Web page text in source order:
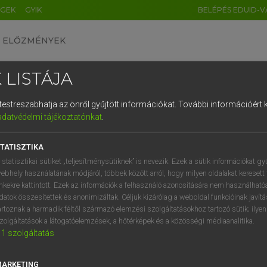
GYIK BELÉPÉS EDUID-
ELŐZMÉNYEK
uniós terminológiai szótár
VAN ELŐFIZETÉSED?
előfizetésem a teljes szócikk
NINCS ELŐFIZETÉSED?
LISTÁJA
az önről gyűjtött információkat. További információért
tájékoztatónkat.
statisztikai sütiket „teljesítménysütiknek” is nevezik. Ezek a sütik információkat
használatának módjáról, többek között arról, hogy milyen oldalakat keresett
kattintott. Ezek az információk a felhasználó azonosítására nem
összesítettek és anonimizáltak. Céljuk kizárólag a weboldal funkcióinak
a harmadik féltől származó elemzési szolgáltatásokhoz tartozó sütik;
a látogatóelemzések, a hőtérképek és a közösségi médiaanalitika.
1 szolgáltatás
DE CN FR ES IT NL
1 2 3 4 5 6 7 8 9
q w e r t z u i
a s d f g h j k l é
í y x c v b n m , .